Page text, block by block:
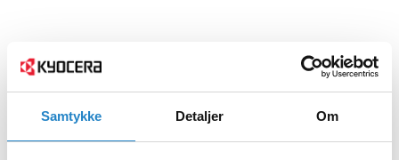
Samtykke Detaljer Om